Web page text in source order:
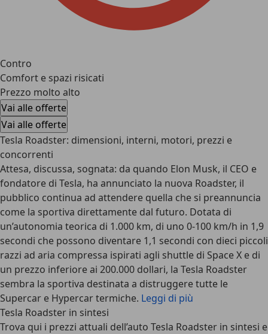
Contro
Comfort e spazi risicati
Prezzo molto alto
Vai alle offerte
Vai alle offerte
Tesla Roadster: dimensioni, interni, motori, prezzi e
concorrenti
Attesa, discussa, sognata: da quando Elon Musk, il CEO e
fondatore di Tesla, ha annunciato la nuova Roadster, il
pubblico continua ad attendere quella che si preannuncia
come la sportiva direttamente dal futuro. Dotata di
un’autonomia teorica di 1.000 km, di uno 0-100 km/h in 1,9
secondi che possono diventare 1,1 secondi con dieci piccoli
razzi ad aria compressa ispirati agli shuttle di Space X e di
un prezzo inferiore ai 200.000 dollari, la Tesla Roadster
sembra la sportiva destinata a distruggere tutte le
Supercar e Hypercar termiche. Leggi di più
Tesla Roadster in sintesi
Trova qui i prezzi attuali dell’auto Tesla Roadster in sintesi e